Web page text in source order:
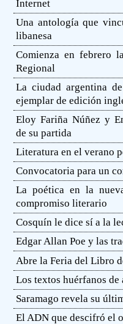
Internet
Una antología que
libanesa
Comienza en febrero
Regional
La ciudad argentina
ejemplar de edición
Eloy Fariña Núñez y
de su partida
Literatura en el verano
Convocatoria para un
La poética en la
compromiso literario
Cosquín le dice sí a la
Edgar Allan Poe y las
Abre la Feria del Libro
Los textos huérfanos
Saramago revela su
El ADN que descifró el